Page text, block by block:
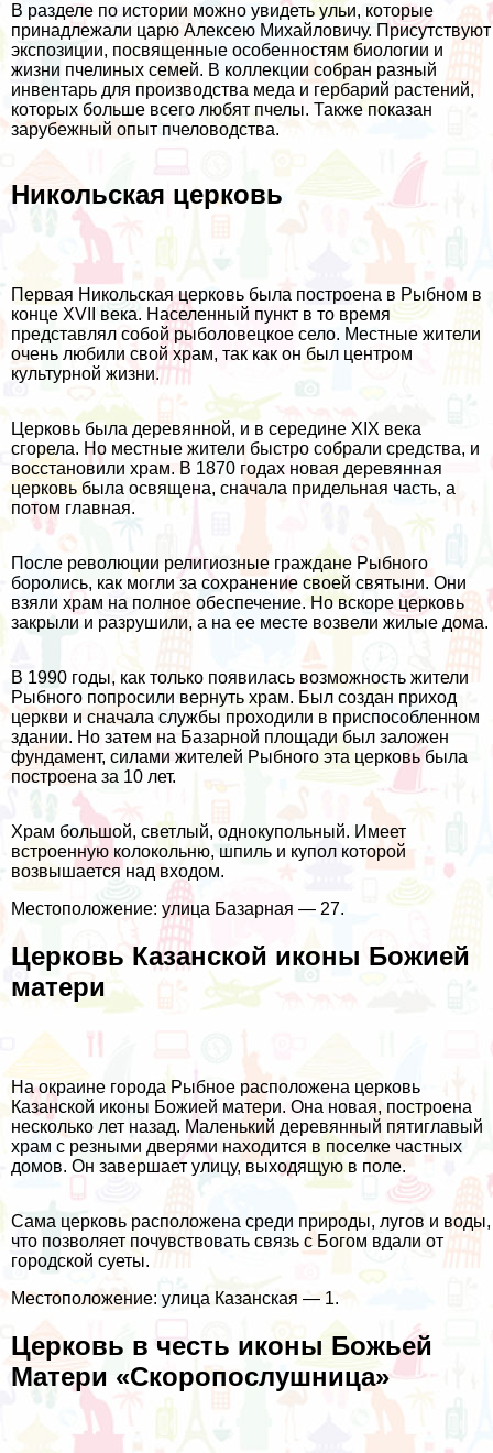
В разделе по истории можно увидеть ульи, которые
принадлежали царю Алексею Михайловичу. Присутствуют
экспозиции, посвященные особенностям биологии и
жизни пчелиных семей. В коллекции собран разный
инвентарь для производства меда и гербарий растений,
которых больше всего любят пчелы. Также показан
зарубежный опыт пчеловодства.
Никольская церковь
Первая Никольская церковь была построена в Рыбном в
конце XVII века. Населенный пункт в то время
представлял собой рыболовецкое село. Местные жители
очень любили свой храм, так как он был центром
культурной жизни.
Церковь была деревянной, и в середине XIX века
сгорела. Но местные жители быстро собрали средства, и
восстановили храм. В 1870 годах новая деревянная
церковь была освящена, сначала придельная часть, а
потом главная.
После революции религиозные граждане Рыбного
боролись, как могли за сохранение своей святыни. Они
взяли храм на полное обеспечение. Но вскоре церковь
закрыли и разрушили, а на ее месте возвели жилые дома.
В 1990 годы, как только появилась возможность жители
Рыбного попросили вернуть храм. Был создан приход
церкви и сначала службы проходили в приспособленном
здании. Но затем на Базарной площади был заложен
фундамент, силами жителей Рыбного эта церковь была
построена за 10 лет.
Храм большой, светлый, однокупольный. Имеет
встроенную колокольню, шпиль и купол которой
возвышается над входом.
Местоположение: улица Базарная — 27.
Церковь Казанской иконы Божией
матери
На окраине города Рыбное расположена церковь
Казанской иконы Божией матери. Она новая, построена
несколько лет назад. Маленький деревянный пятиглавый
храм с резными дверями находится в поселке частных
домов. Он завершает улицу, выходящую в поле.
Сама церковь расположена среди природы, лугов и воды,
что позволяет почувствовать связь с Богом вдали от
городской суеты.
Местоположение: улица Казанская — 1.
Церковь в честь иконы Божьей
Матери «Скоропослушница»